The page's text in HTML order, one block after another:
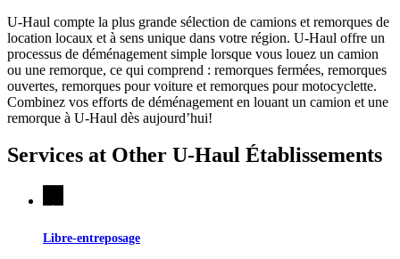
U-Haul compte la plus grande sélection de camions et remorques de
location locaux et à sens unique dans votre région. U-Haul offre un
processus de déménagement simple lorsque vous louez un camion
ou une remorque, ce qui comprend : remorques fermées, remorques
ouvertes, remorques pour voiture et remorques pour motocyclette.
Combinez vos efforts de déménagement en louant un camion et une
remorque à U-Haul dès aujourd’hui!
Services at Other U-Haul Établissements
Libre-entreposage